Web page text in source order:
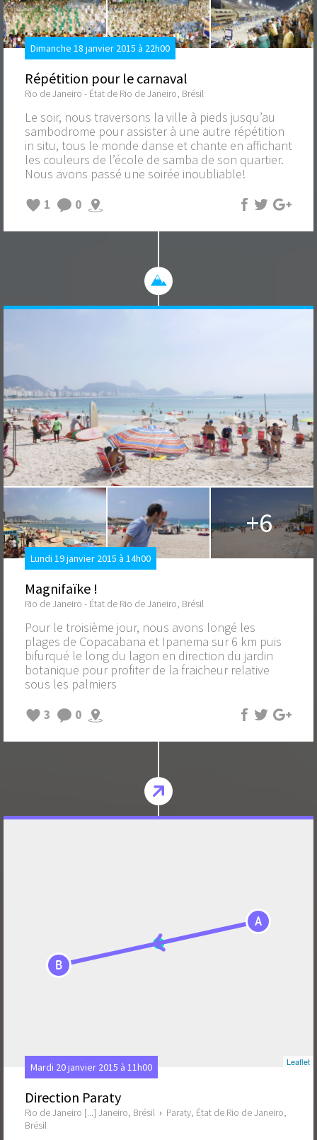
Dimanche 18 janvier 2015 à 22h00
Répétition pour le carnaval
Rio de Janeiro - État de Rio de Janeiro, Brésil
Le soir, nous traversons la ville à pieds jusqu’au
sambodrome pour assister à une autre répétition
in situ, tous le monde danse et chante en affichant
les couleurs de l’école de samba de son quartier.
Nous avons passé une soirée inoubliable!
1
0
+6
Lundi 19 janvier 2015 à 14h00
Magnifaïke !
Rio de Janeiro - État de Rio de Janeiro, Brésil
Pour le troisième jour, nous avons longé les
plages de Copacabana et Ipanema sur 6 km puis
bifurqué le long du lagon en direction du jardin
botanique pour profiter de la fraicheur relative
sous les palmiers
3
0
A
B
Leaflet
Mardi 20 janvier 2015 à 11h00
Direction Paraty
Rio de Janeiro [...] Janeiro, Brésil › Paraty, État de Rio de Janeiro,
Brésil